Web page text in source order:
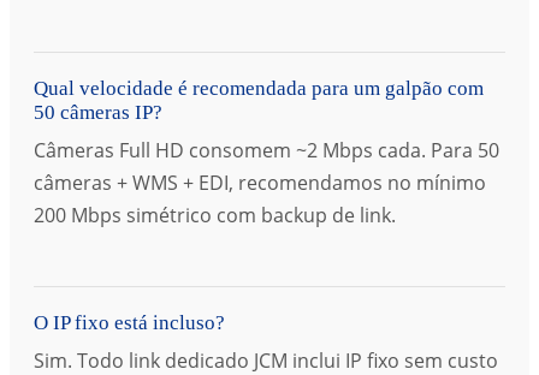
Qual velocidade é recomendada para um galpão com
50 câmeras IP?
Câmeras Full HD consomem ~2 Mbps cada. Para 50
câmeras + WMS + EDI, recomendamos no mínimo
200 Mbps simétrico com backup de link.
O IP fixo está incluso?
Sim. Todo link dedicado JCM inclui IP fixo sem custo